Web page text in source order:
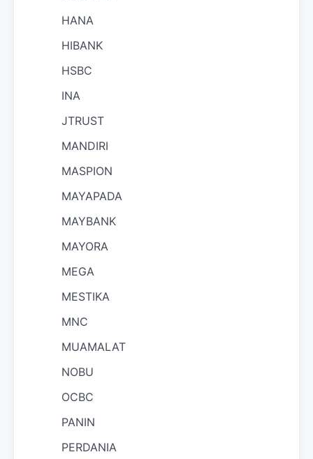
HANA
HIBANK
HSBC
INA
JTRUST
MANDIRI
MASPION
MAYAPADA
MAYBANK
MAYORA
MEGA
MESTIKA
MNC
MUAMALAT
NOBU
OCBC
PANIN
PERDANIA